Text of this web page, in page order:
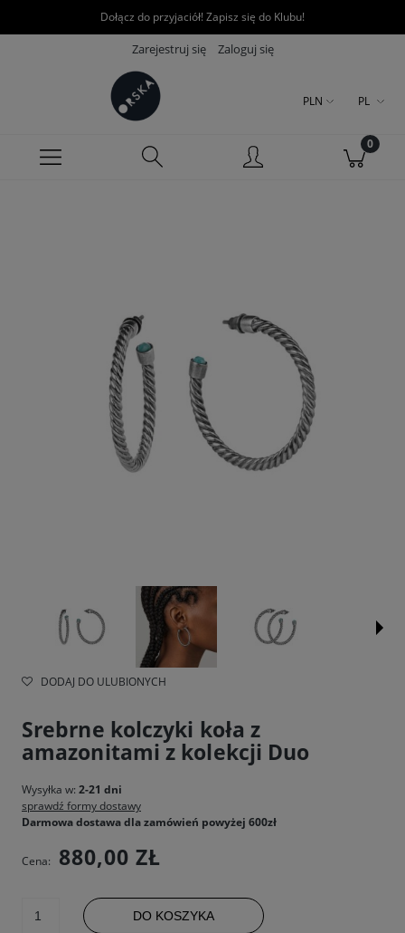
Dołącz do przyjaciół! Zapisz się do Klubu!
Zarejestruj się Zaloguj się
PLN PL
DODAJ DO ULUBIONYCH
Srebrne kolczyki koła z
amazonitami z kolekcji Duo
Wysyłka w: 2-21 dni
sprawdź formy dostawy
Darmowa dostawa dla zamówień powyżej 600zł
Cena: 880,00 ZŁ
DO KOSZYKA